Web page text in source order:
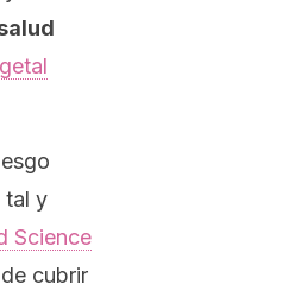
tal y
Science
cubrir